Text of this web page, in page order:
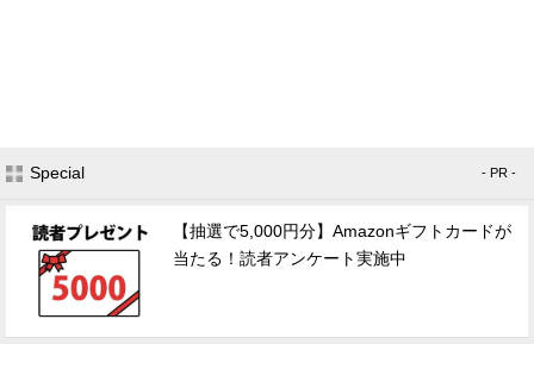
Special - PR -
【抽選で5,000円分】Amazonギフトカードが
当たる！読者アンケート実施中